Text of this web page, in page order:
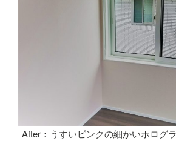
After：うすいピンクの細かいホログ